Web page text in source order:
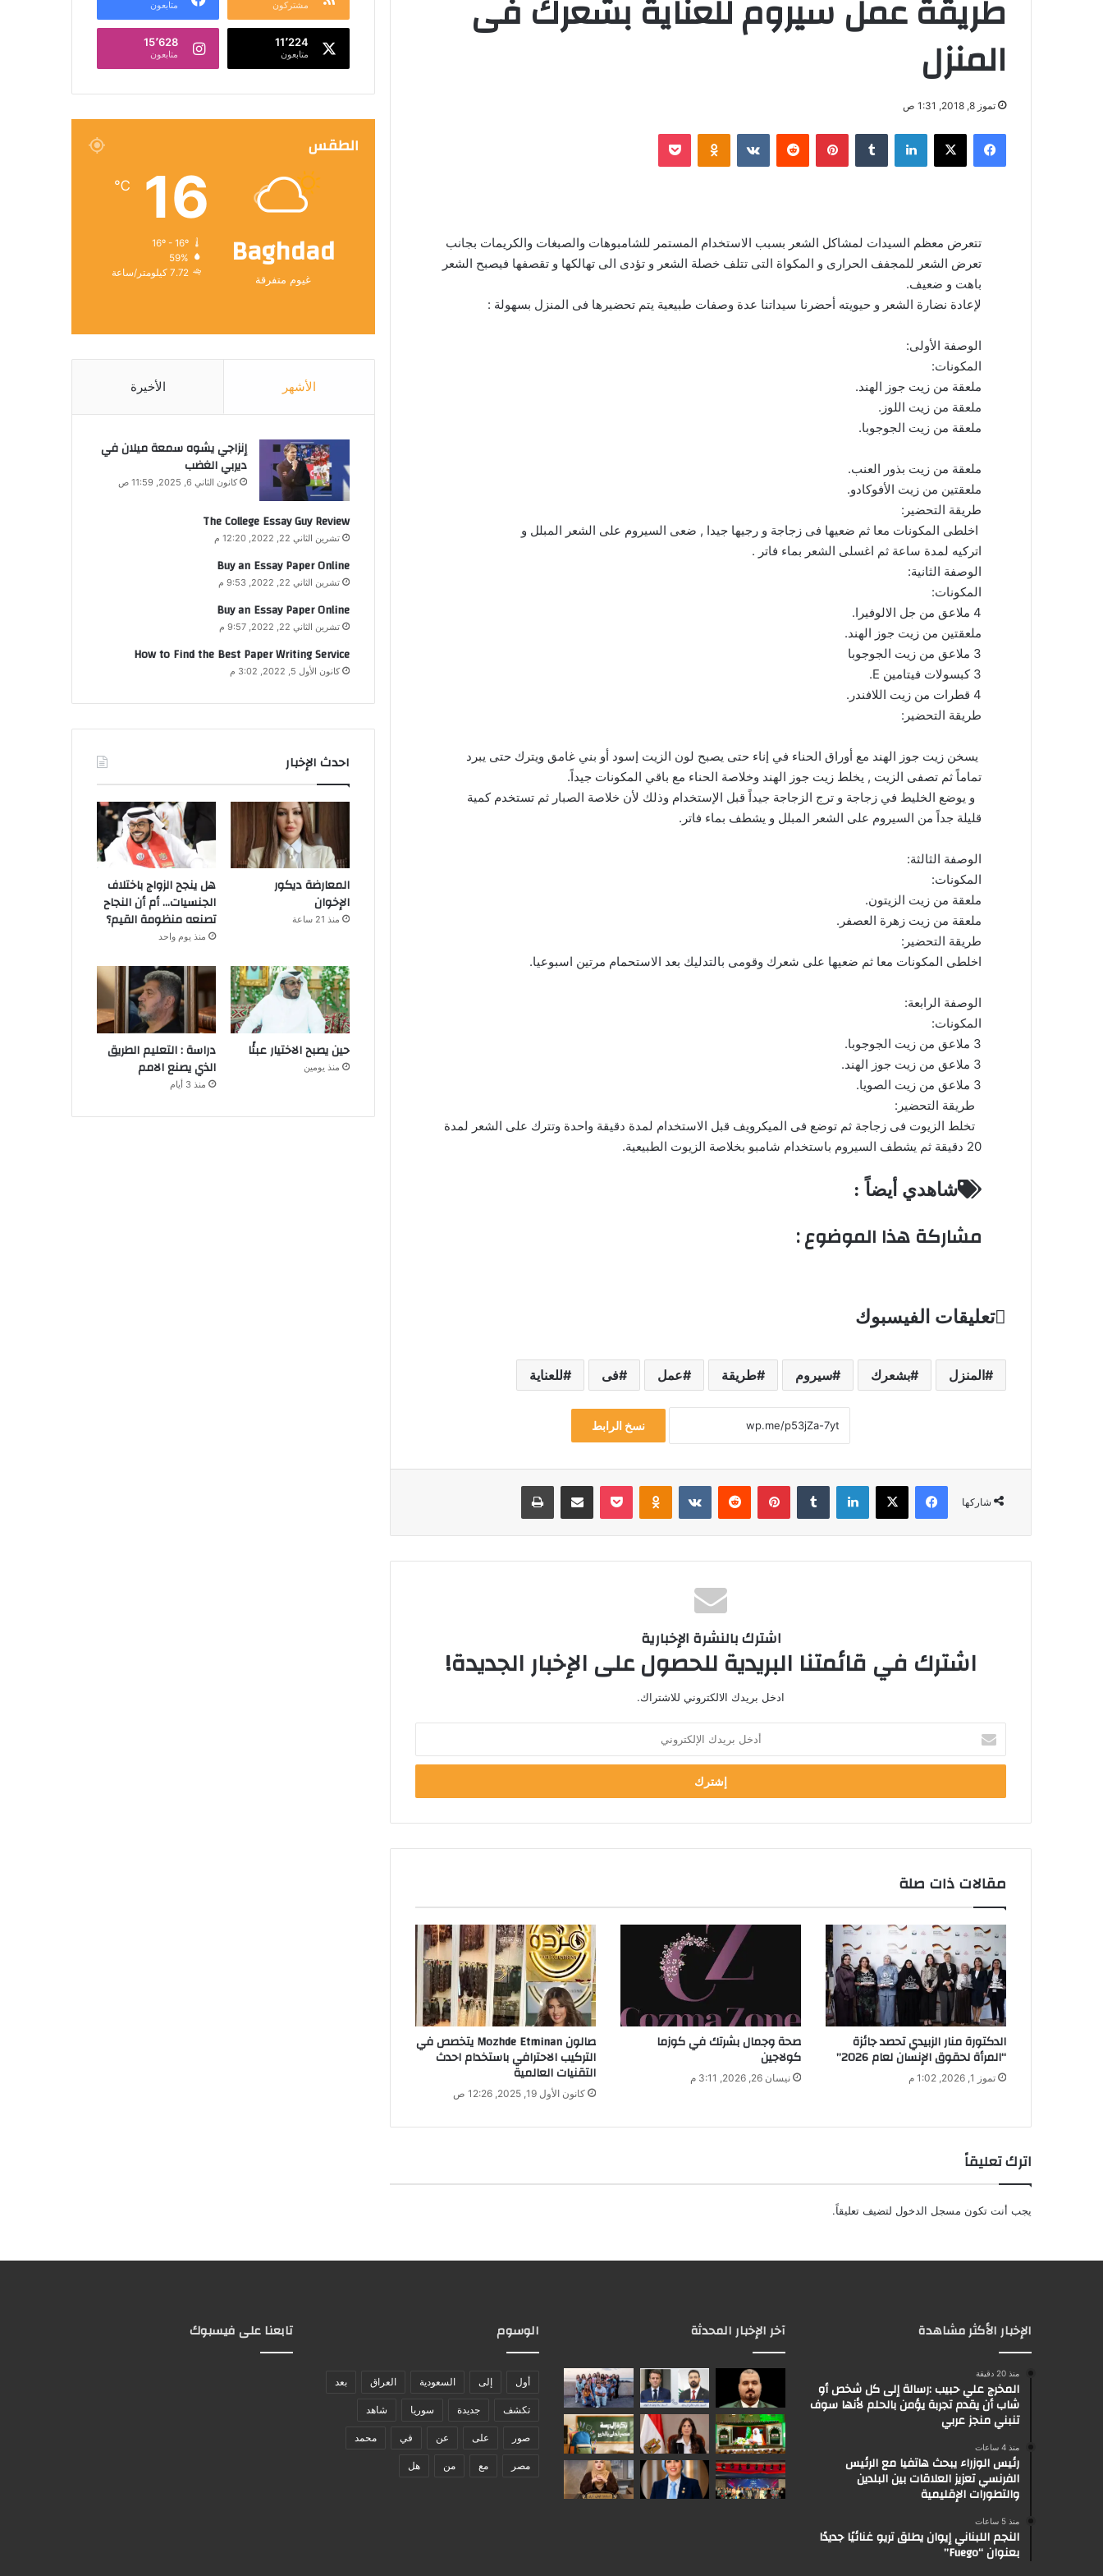
طريقة عمل سيروم للعناية بشعرك فى
المنزل
تموز 8, 2018, 1:31 ص
فيسبوك لينكدإن بينتيريست
تتعرض معظم السيدات لمشاكل الشعر بسبب الاستخدام المستمر للشامبوهات والصبغات والكريمات بجانب
تعرض الشعر للمجفف الحرارى و المكواة التى تتلف خصلة الشعر و تؤدى الى تهالكها و تقصفها فيصبح الشعر
باهت و ضعيف.
لإعادة نضارة الشعر و حيويته أحضرنا سيداتنا عدة وصفات طبيعية يتم تحضيرها فى المنزل بسهولة :
الوصفة الأولى:
المكونات:
ملعقة من زيت جوز الهند.
ملعقة من زيت اللوز.
ملعقة من زيت الجوجوبا.
ملعقة من زيت بذور العنب.
ملعقتين من زيت الأفوكادو.
طريقة التحضير:
اخلطى المكونات معا ثم ضعيها فى زجاجة و رجيها جيدا , ضعى السيروم على الشعر المبلل و
اتركيه لمدة ساعة ثم اغسلى الشعر بماء فاتر .
الوصفة الثانية:
المكونات:
4 ملاعق من جل الالوفيرا.
ملعقتين من زيت جوز الهند.
3 ملاعق من زيت الجوجوبا
3 كبسولات فيتامين E.
4 قطرات من زيت اللافندر.
طريقة التحضير:
يسخن زيت جوز الهند مع أوراق الحناء في إناء حتى يصبح لون الزيت إسود أو بني غامق ويترك حتى يبرد
تماماً ثم تصفى الزيت , يخلط زيت جوز الهند وخلاصة الحناء مع باقي المكونات جيداً.
و يوضع الخليط في زجاجة و ترج الزجاجة جيداً قبل الإستخدام وذلك لأن خلاصة الصبار ثم تستخدم كمية
قليلة جداً من السيروم على الشعر المبلل و يشطف بماء فاتر.
الوصفة الثالثة:
المكونات:
ملعقة من زيت الزيتون.
ملعقة من زيت زهرة العصفر.
طريقة التحضير:
اخلطى المكونات معا ثم ضعيها على شعرك وقومى بالتدليك بعد الاستحمام مرتين اسبوعيا.
الوصفة الرابعة:
المكونات:
3 ملاعق من زيت الجوجوبا.
3 ملاعق من زيت جوز الهند.
3 ملاعق من زيت الصويا.
طريقة التحضير:
تخلط الزيوت فى زجاجة ثم توضع فى الميكرويف قبل الاستخدام لمدة دقيقة واحدة وتترك على الشعر لمدة
20 دقيقة ثم يشطف السيروم باستخدام شامبو بخلاصة الزيوت الطبيعية.
شاهدي أيضاً :
مشاركة هذا الموضوع :
تعليقات الفيسبوك
المنزل بشعرك سيروم طريقة عمل فى للعناية
نسخ الرابط
شاركها
فيسبوك لينكدإن بينتيريست
اشترك بالنشرة الإخبارية
اشترك في قائمتنا البريدية للحصول على الإخبار الجديدة!
ادخل بريدك الالكتروني للاشتراك.
خ
ب
د
ا
ل
ك
ت
ر
و
ن
ي
مقالات ذات صلة
الدكتورة منار الزبيدي تحصد جائزة
“المرأة لحقوق الإنسان لعام 2026”
تموز 1, 2026, 1:02 م
صحة وجمال بشرتك في كوزما
كولاجين
نيسان 26, 2026, 3:11 م
صالون Mozhde Etminan يتخصص في
التركيب الاحترافي باستخدام احدث
التقنيات العالمية
كانون الأول 19, 2025, 12:26 ص
اترك تعليقاً
يجب أنت تكون مسجل الدخول لتضيف تعليقاً.
مشتركون متابعون
11٬224
متابعون
15٬628
متابعون
الطقس
Baghdad
غيوم متفرقة
16
℃
16º - 16º
59%
7.72 كيلومتر/ساعة
الأشهر الأخيرة
إنزاجي يشوه سمعة ميلان في
ديربي الغضب
كانون الثاني 6, 2025, 11:59 ص
The College Essay Guy Review
تشرين الثاني 22, 2022, 12:20 م
Buy an Essay Paper Online
تشرين الثاني 22, 2022, 9:53 م
Buy an Essay Paper Online
تشرين الثاني 22, 2022, 9:57 م
How to Find the Best Paper Writing Service
كانون الأول 5, 2022, 3:02 م
احدث الإخبار
المعارضة ديكور
الإخوان
منذ 21 ساعة
هل ينجح الزواج باختلاف
الجنسيات… أم أن النجاح
تصنعه منظومة القيم؟
منذ يوم واحد
حين يصبح الاختيار عبئًا
منذ يومين
دراسة : التعليم الطريق
الذي يصنع الامم
منذ 3 أيام
الإخبار الأكثر مشاهدة
منذ 20 دقيقة
المخرج علي حبيب :رسالة إلى كل شخص أو
شاب أن يقدم تجربة يؤمن بالحلم لأنها سوف
تنبني منجز عربي
منذ 4 ساعات
رئيس الوزراء يبحث هاتفيا مع الرئيس
الفرنسي تعزيز العلاقات بين البلدين
والتطورات الإقليمية
منذ 5 ساعات
النجم اللبناني إيوان يطلق تريو غنائيًا جديدًا
بعنوان “Fuego”
آخر الإخبار المحدثة الوسوم
أول إلى السعودية العراق بعد
تكشف جديدة سوريا شاهد
صور على عن في محمد
مصر مع من هل
تابعنا على فيسبوك